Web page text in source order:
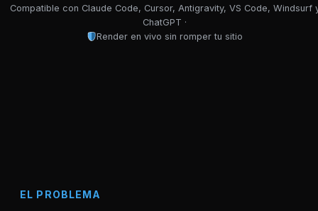
Compatible con Claude Code, Cursor, Antigravity, VS Code, Windsurf
ChatGPT ·
Render en vivo sin romper tu sitio
EL PROBLEMA